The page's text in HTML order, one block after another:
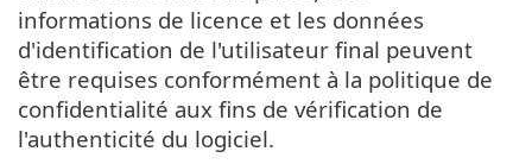
informations de licence et les données
d'identification de l'utilisateur final peuvent
être requises conformément à la politique de
confidentialité aux fins de vérification de
l'authenticité du logiciel.